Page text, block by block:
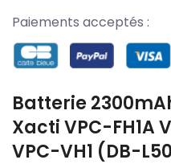
Paiements acceptés :
Batterie
Xacti VPC-FH1A
VPC-VH1 (DB-